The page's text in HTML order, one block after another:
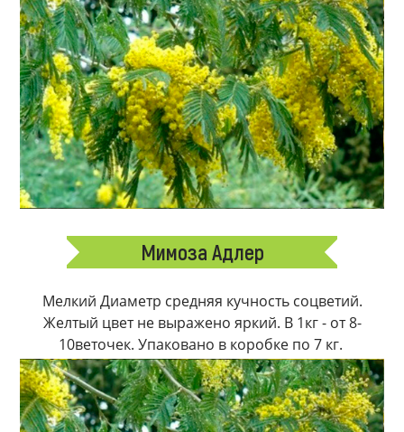
Мимоза Адлер
Мелкий Диаметр средняя кучность соцветий.
Желтый цвет не выражено яркий. В 1кг - от 8-
10веточек. Упаковано в коробке по 7 кг.